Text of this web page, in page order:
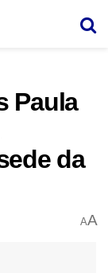
Paula
da
AA